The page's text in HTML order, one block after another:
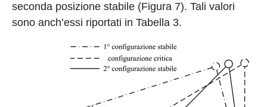
seconda posizione stabile (Figura 7). Tali valori
sono anch’essi riportati in Tabella 3.